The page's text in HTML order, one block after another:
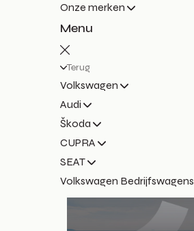
Onze merken
Menu
Terug
Volkswagen
Audi
Škoda
CUPRA
SEAT
Volkswagen Bedrijfswagens